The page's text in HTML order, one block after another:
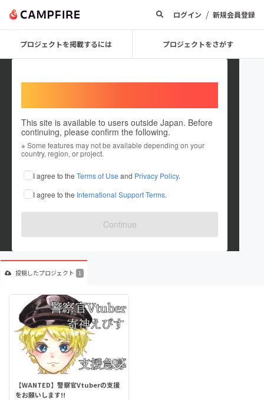
ログイン / 新規会員登録
プロジェクトを掲載するには プロジェクトをさがす
This site is available to users outside Japan. Before
continuing, please confirm the following.
※ Some features may not be available depending on your
country, region, or project.
I agree to the Terms of Use and Privacy Policy.
I agree to the International Support Terms.
Continue
Yorigami_Ebisu
これまでに1回支援して1件のプロジェクトを投稿しています
在住国：日本 現在地：未設定
出身国：日本 出身地：未設定
投稿したプロジェクト 1
【WANTED】警察官Vtuberの支援
をお願いします!!